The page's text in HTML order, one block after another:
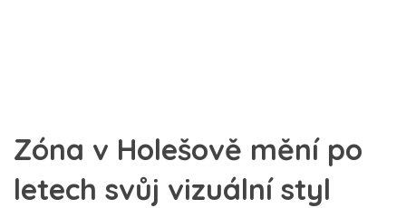
Zóna v Holešově mění po
letech svůj vizuální styl